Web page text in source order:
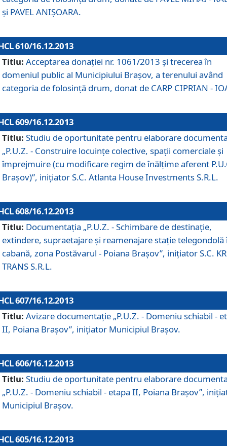
şi PAVEL ANIŞOARA.
610/16.12.2013
Titlu: Acceptarea donaţiei nr. 1061/2013 şi trecerea în
domeniul public al Municipiului Braşov, a terenului având
categoria de folosinţă drum, donat de CARP CIPRIAN -
609/16.12.2013
Titlu: Studiu de oportunitate pentru elaborare
„P.U.Z. - Construire locuinţe colective, spaţii comerciale şi
împrejmuire (cu modificare regim de înălţime aferent
Braşov)”, iniţiator S.C. Atlanta House Investments S.R.L.
608/16.12.2013
Titlu: Documentaţia „P.U.Z. - Schimbare de destinaţie,
extindere, supraetajare şi reamenajare staţie telegondolă
cabană, zona Postăvarul - Poiana Braşov”, iniţiator S.C.
TRANS S.R.L.
607/16.12.2013
Titlu: Avizare documentaţie „P.U.Z. - Domeniu schiabil -
II, Poiana Braşov”, iniţiator Municipiul Braşov.
606/16.12.2013
Titlu: Studiu de oportunitate pentru elaborare
„P.U.Z. - Domeniu schiabil - etapa II, Poiana Braşov”,
Municipiul Braşov.
605/16.12.2013